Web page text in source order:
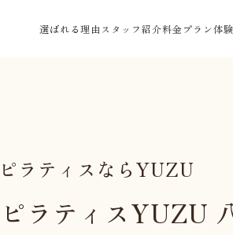
選ばれる理由 スタッフ紹介料金プラン体
ラティスならYUZU
ラティスYUZU